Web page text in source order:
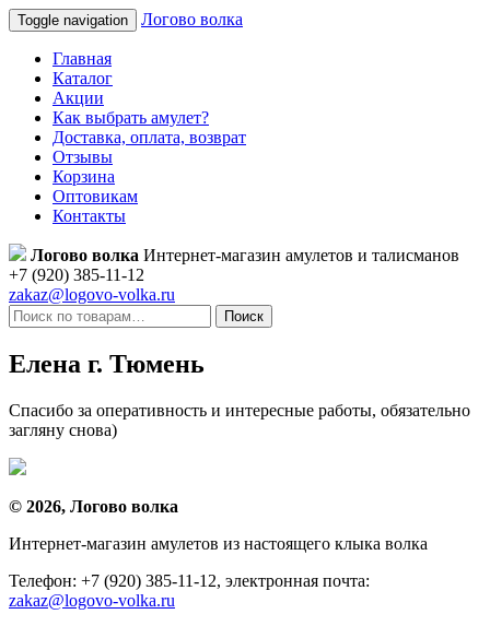
Toggle navigation Логово волка
Главная
Каталог
Акции
Как выбрать амулет?
Доставка, оплата, возврат
Отзывы
Корзина
Оптовикам
Контакты
Логово волка Интернет-магазин амулетов и талисманов
+7 (920) 385-11-12
zakaz@logovo-volka.ru
Поиск
Елена г. Тюмень
Спасибо за оперативность и интересные работы, обязательно
загляну снова)
© 2026, Логово волка
Интернет-магазин амулетов из настоящего клыка волка
Телефон: +7 (920) 385-11-12, электронная почта:
zakaz@logovo-volka.ru